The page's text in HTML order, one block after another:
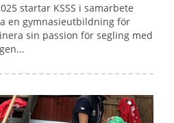
startar KSSS i samarbete
en gymnasieutbildning för
sin passion för segling med